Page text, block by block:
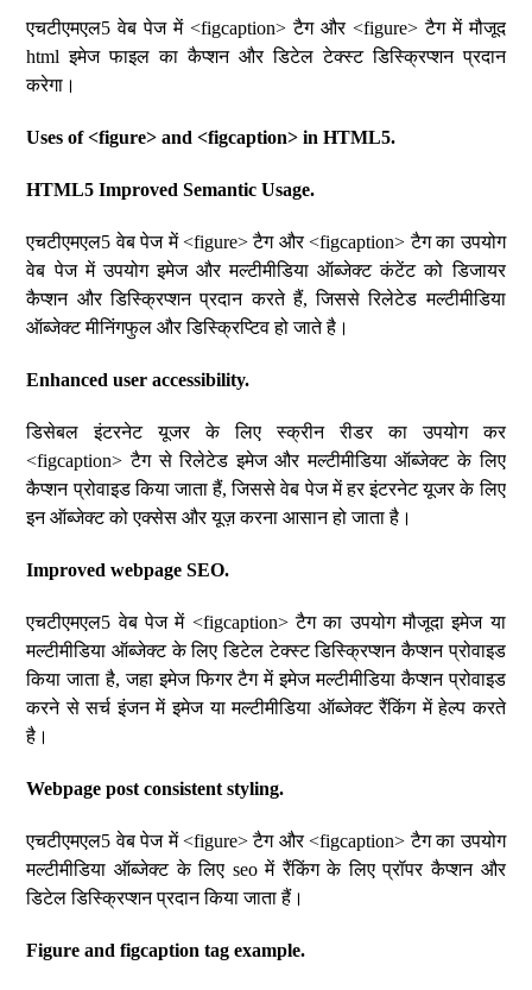
एचटीएमएल5 वेब पेज में <figcaption> टैग और <figure> टैग में मौजूद
html इमेज फाइल का कैप्शन और डिटेल टेक्स्ट डिस्क्रिप्शन प्रदान
करेगा।
Uses of <figure> and <figcaption> in HTML5.
HTML5 Improved Semantic Usage.
एचटीएमएल5 वेब पेज में <figure> टैग और <figcaption> टैग का उपयोग
वेब पेज में उपयोग इमेज और मल्टीमीडिया ऑब्जेक्ट कंटेंट को डिजायर
कैप्शन और डिस्क्रिप्शन प्रदान करते हैं, जिससे रिलेटेड मल्टीमीडिया
ऑब्जेक्ट मीनिंगफुल और डिस्क्रिप्टिव हो जाते है।
Enhanced user accessibility.
डिसेबल इंटरनेट यूजर के लिए स्क्रीन रीडर का उपयोग कर
<figcaption> टैग से रिलेटेड इमेज और मल्टीमीडिया ऑब्जेक्ट के लिए
कैप्शन प्रोवाइड किया जाता हैं, जिससे वेब पेज में हर इंटरनेट यूजर के लिए
इन ऑब्जेक्ट को एक्सेस और यूज़ करना आसान हो जाता है।
Improved webpage SEO.
एचटीएमएल5 वेब पेज में <figcaption> टैग का उपयोग मौजूदा इमेज या
मल्टीमीडिया ऑब्जेक्ट के लिए डिटेल टेक्स्ट डिस्क्रिप्शन कैप्शन प्रोवाइड
किया जाता है, जहा इमेज फिगर टैग में इमेज मल्टीमीडिया कैप्शन प्रोवाइड
करने से सर्च इंजन में इमेज या मल्टीमीडिया ऑब्जेक्ट रैंकिंग में हेल्प करते
है।
Webpage post consistent styling.
एचटीएमएल5 वेब पेज में <figure> टैग और <figcaption> टैग का उपयोग
मल्टीमीडिया ऑब्जेक्ट के लिए seo में रैंकिंग के लिए प्रॉपर कैप्शन और
डिटेल डिस्क्रिप्शन प्रदान किया जाता हैं।
Figure and figcaption tag example.